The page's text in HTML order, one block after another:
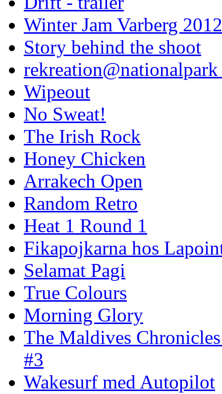
Winter Jam Varberg 2012
Story behind the shoot
rekreation@nationalpark
Wipeout
No Sweat!
The Irish Rock
Honey Chicken
Arrakech Open
Random Retro
Heat 1 Round 1
Fikapojkarna hos
Selamat Pagi
True Colours
Morning Glory
The Maldives
#3
Wakesurf med Autopilot